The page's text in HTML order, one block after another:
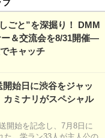
ごと”を深掘り！ DMM
＆交流会を8/31開催―
キャッチ
始日に渋谷をジャッ
カミナリがスペシャル
開始を記念し、7月8日に